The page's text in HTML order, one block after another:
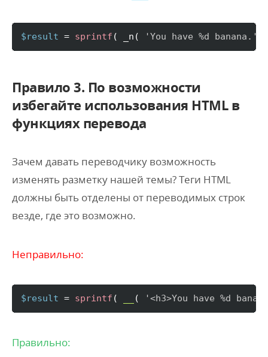
$result = sprintf ( _n ( 'You have %d banana.'
Правило 3. По возможности
избегайте использования HTML в
функциях перевода
Зачем давать переводчику возможность
изменять разметку нашей темы? Теги HTML
должны быть отделены от переводимых строк
везде, где это возможно.
Неправильно:
$result = sprintf ( ( '<h3>You have %d
Правильно: